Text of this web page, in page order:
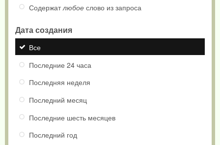
Содержатлюбое слово из запроса
Дата создания
Все
Последние 24 часа
Последняя неделя
Последний месяц
Последние шесть месяцев
Последний год